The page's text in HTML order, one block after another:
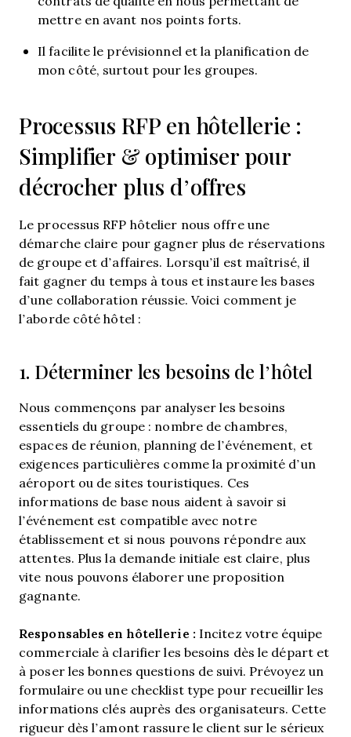
mettre en avant nos points forts.
Il facilite le prévisionnel et la planification de
mon côté, surtout pour les groupes.
Processus RFP en hôtellerie :
Simplifier & optimiser pour
décrocher plus d’offres
Le processus RFP hôtelier nous offre une
démarche claire pour gagner plus de réservations
de groupe et d’affaires. Lorsqu’il est maîtrisé, il
fait gagner du temps à tous et instaure les bases
d’une collaboration réussie. Voici comment je
l’aborde côté hôtel :
1. Déterminer les besoins de l’hôtel
Nous commençons par analyser les besoins
essentiels du groupe : nombre de chambres,
espaces de réunion, planning de l’événement, et
exigences particulières comme la proximité d’un
aéroport ou de sites touristiques. Ces
informations de base nous aident à savoir si
l’événement est compatible avec notre
établissement et si nous pouvons répondre aux
attentes. Plus la demande initiale est claire, plus
vite nous pouvons élaborer une proposition
gagnante.
Responsables en hôtellerie : Incitez votre équipe
commerciale à clarifier les besoins dès le départ et
à poser les bonnes questions de suivi. Prévoyez un
formulaire ou une checklist type pour recueillir les
informations clés auprès des organisateurs. Cette
rigueur dès l’amont rassure le client sur le sérieux